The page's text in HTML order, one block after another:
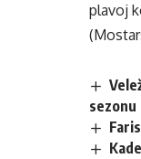
plavoj
sezonu